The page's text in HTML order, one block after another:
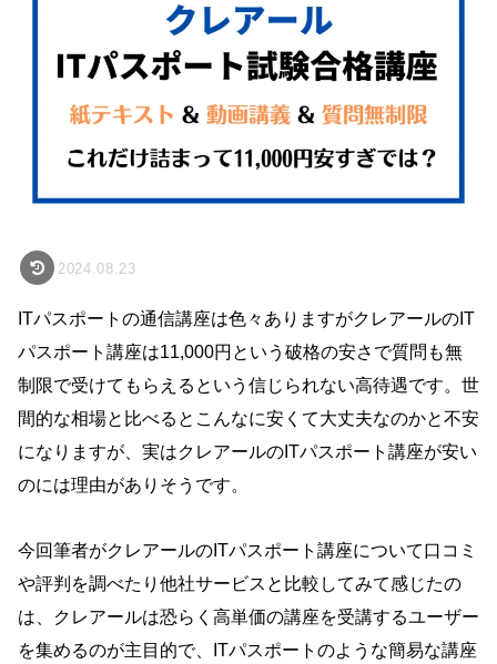
2024.08.23
ITパスポートの通信講座は色々ありますがクレアールのIT
パスポート講座は11,000円という破格の安さで質問も無
制限で受けてもらえるという信じられない高待遇です。世
間的な相場と比べるとこんなに安くて大丈夫なのかと不安
になりますが、実はクレアールのITパスポート講座が安い
のには理由がありそうです。
今回筆者がクレアールのITパスポート講座について口コミ
や評判を調べたり他社サービスと比較してみて感じたの
は、クレアールは恐らく高単価の講座を受講するユーザー
を集めるのが主目的で、ITパスポートのような簡易な講座